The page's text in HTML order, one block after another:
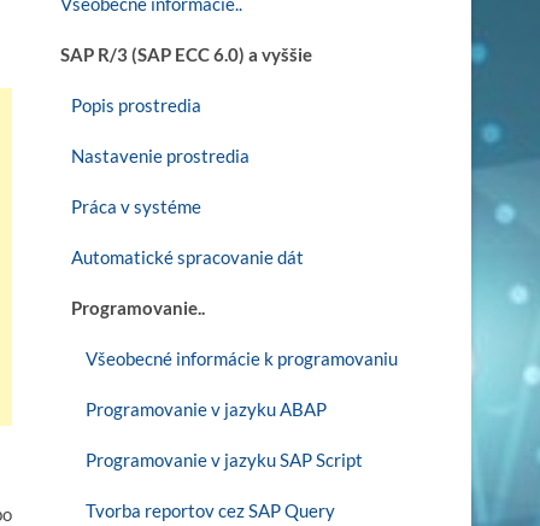
SAP R/3 (SAP ECC 6.0) a vyššie
Popis prostredia
Nastavenie prostredia
Práca v systéme
Automatické spracovanie dát
Programovanie..
Všeobecné informácie k programovaniu
Programovanie v jazyku ABAP
Programovanie v jazyku SAP Script
Tvorba reportov cez SAP Query